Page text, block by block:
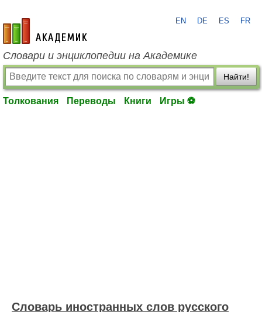
academic.ru
EN DE ES FR
Словари и энциклопедии на Академике
Найти!
Толкования Переводы Книги Игры ⚽
Словарь иностранных слов русского